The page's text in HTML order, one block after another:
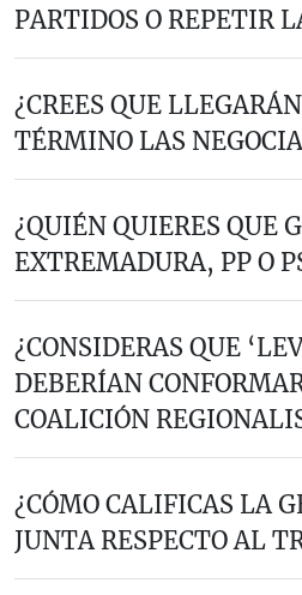
PARTIDOS O REPETIR
¿CREES QUE
TÉRMINO LAS
¿QUIÉN QUIERES QUE
EXTREMADURA, PP O
¿CONSIDERAS QUE
DEBERÍAN
COALICIÓN
¿CÓMO CALIFICAS LA
JUNTA RESPECTO AL